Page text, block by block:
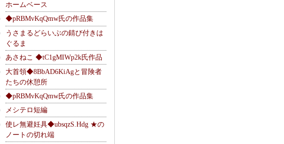
ホームベース
◆pRBMvKqQmw氏の作品集
うさまるどらいぶの錆び付きは
ぐるま
あさねこ ◆tC1gMIWp2k氏作品
大首領◆8BbAD6KiAgと冒険者
たちの休憩所
◆pRBMvKqQmw氏の作品集
メシテロ短編
使レ無避妊具◆ubsqzS.Hdg ★の
ノートの切れ端